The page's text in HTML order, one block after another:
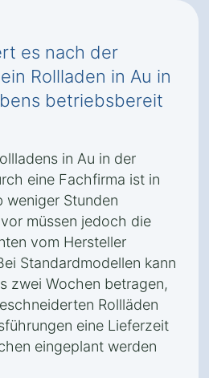
es nach der
Rollladen in Au in
betriebsbereit
in Au in der
eine Fachfirma ist in
weniger Stunden
müssen jedoch die
vom Hersteller
Standardmodellen kann
zwei Wochen betragen,
Rollläden
eine Lieferzeit
eingeplant werden